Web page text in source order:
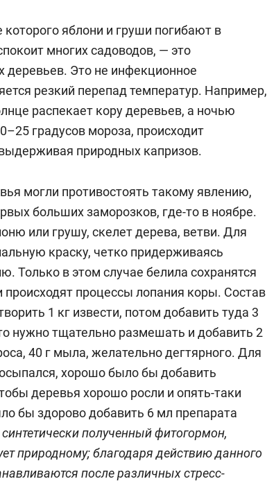
которого яблони и груши погибают в
многих садоводов, — это
деревьев. Это не инфекционное
резкий перепад температур. Например,
распекает кору деревьев, а ночью
градусов мороза, происходит
природных капризов.
могли противостоять такому явлению,
больших заморозков, где-то в ноябре.
или грушу, скелет дерева, ветви. Для
краску, четко придерживаясь
Только в этом случае белила сохранятся
процессы лопания коры. Состав
1 кг извести, потом добавить туда 3
нужно тщательно размешать и добавить 2
40 г мыла, желательно дегтярного. Для
хорошо было бы добавить
деревья хорошо росли и опять-таки
бы здорово добавить 6 мл препарата
полученный фитогормон,
природному; благодаря действию данного
после различных стресс-